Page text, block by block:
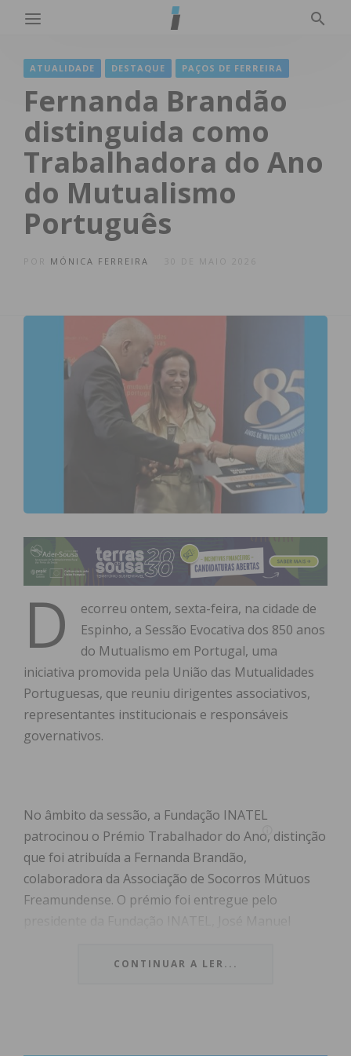
ATUALIDADE DESTAQUE PAÇOS DE FERREIRA
Fernanda Brandão
distinguida como
Trabalhadora do Ano
do Mutualismo
Português
MÓNICA FERREIRA 30 DE MAIO 2026
D
ecorreu ontem, sexta-feira, na cidade de
Espinho, a Sessão Evocativa dos 850 anos
do Mutualismo em Portugal, uma
iniciativa promovida pela União das Mutualidades
Portuguesas, que reuniu dirigentes associativos,
representantes institucionais e responsáveis
governativos.
No âmbito da sessão, a Fundação INATEL
patrocinou o Prémio Trabalhador do Ano, distinção
que foi atribuída a Fernanda Brandão,
colaboradora da Associação de Socorros Mútuos
Freamundense. O prémio foi entregue pelo
Adjunto e do Trabalho, Adriano Rafael Moreira.
CONTINUAR A LER...